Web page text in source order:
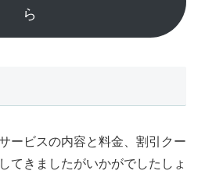
ら
ービスの内容と料金、割引クー
てきましたがいかがでしたしょ